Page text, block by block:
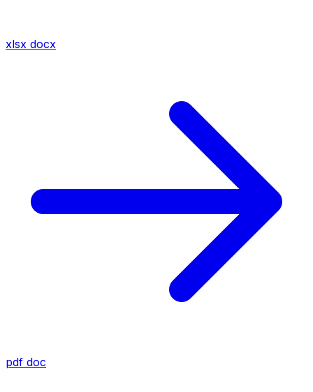
xlsx docx
pdf doc